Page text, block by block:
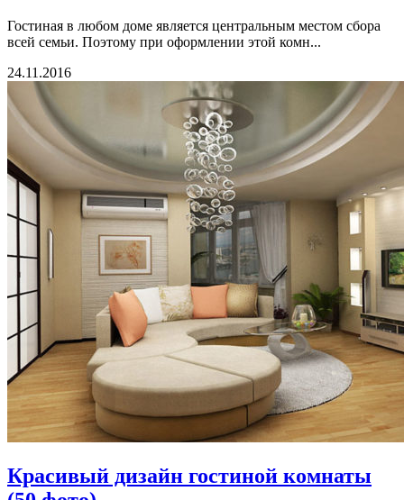
Гостиная в любом доме является центральным местом сбора
всей семьи. Поэтому при оформлении этой комн...
24.11.2016
Красивый дизайн гостиной комнаты